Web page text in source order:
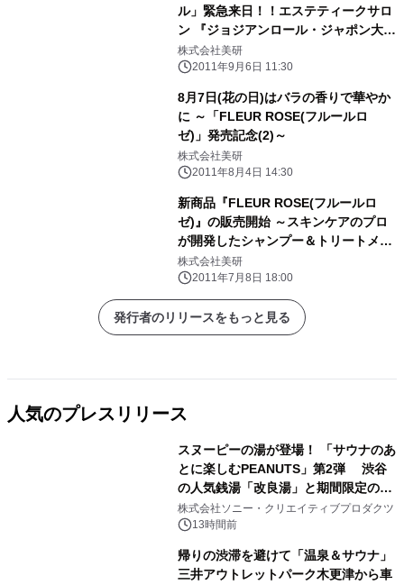
ル」緊急来日！！エステティークサロ
ン 『ジョジアンロール・ジャポン大阪
店』9月5日(月) 梅田にグランドオー
プン
株式会社美研
2011年9月6日 11:30
8月7日(花の日)はバラの香りで華やか
に ～「FLEUR ROSE(フルールロ
ゼ)」発売記念(2)～
株式会社美研
2011年8月4日 14:30
新商品『FLEUR ROSE(フルールロ
ゼ)』の販売開始 ～スキンケアのプロ
が開発したシャンプー＆トリートメン
ト～
株式会社美研
2011年7月8日 18:00
発行者のリリースをもっと見る
人気のプレスリリース
スヌーピーの湯が登場！ 「サウナのあ
とに楽しむPEANUTS」第2弾 渋谷
の人気銭湯「改良湯」と期間限定のコ
ラボレーション サウナイキタイコラ
ボグッズも発売決定！
株式会社ソニー・クリエイティブプロダクツ
13時間前
帰りの渋滞を避けて「温泉＆サウナ」
三井アウトレットパーク木更津から車